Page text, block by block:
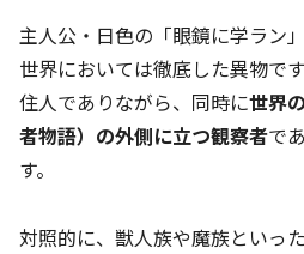
主人公・日色の「眼鏡に学ラン
世界においては徹底した異物で
住人でありながら、同時に世界
者物語）の外側に立つ観察者で
す。
対照的に、獣人族や魔族といっ